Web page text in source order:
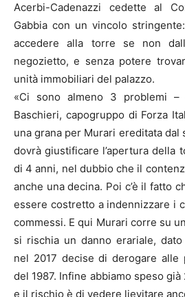
Acerbi-Cadenazzi cedette al
Gabbia con un vincolo
accedere alla torre se non
negozietto, e senza potere
unità immobiliari del palazzo.
«Ci sono almeno 3 problemi –
Baschieri, capogruppo di Forza
una grana per Murari ereditata dal
dovrà giustificare l’apertura della
di 4 anni, nel dubbio che il
anche una decina. Poi c’è il fatto
essere costretto a indennizzare i
commessi. E qui Murari corre su
si rischia un danno erariale, dato
nel 2017 decise di derogare alle
del 1987. Infine abbiamo speso
e il rischio è di vedere lievitare